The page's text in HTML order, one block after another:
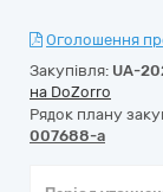
Оголошення
Закупівля: UA-
на DoZorro
Рядок плану
007688-a